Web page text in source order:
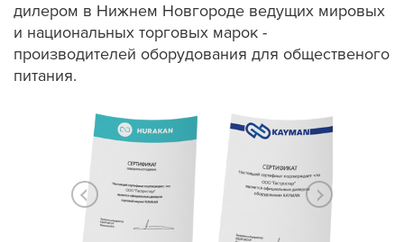
дилером в Нижнем Новгороде ведущих мировых
и национальных торговых марок -
производителей оборудования для общественого
питания.